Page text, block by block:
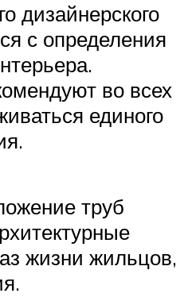
дизайнерского
с определения
во всех
единого
труб
жизни жильцов,